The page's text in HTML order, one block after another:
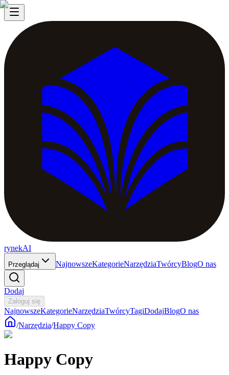
rynekAI
Przeglądaj NajnowszeKategorieNarzędziaTwórcyBlogO nas
Dodaj
Zaloguj się
NajnowszeKategorieNarzędziaTwórcyTagiDodajBlogO nas
/Narzędzia/Happy Copy
Happy Copy